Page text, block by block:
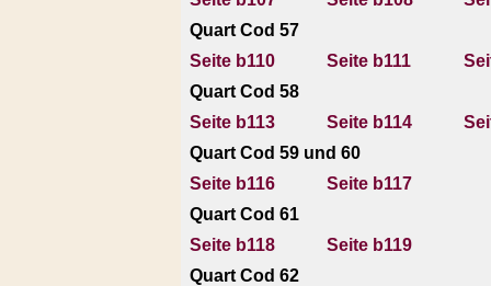
Quart Cod 57
Seite b110
Seite b111
Quart Cod 58
Seite b113
Seite b114
Quart Cod 59 und 60
Seite b116
Seite b117
Quart Cod 61
Seite b118
Seite b119
Quart Cod 62